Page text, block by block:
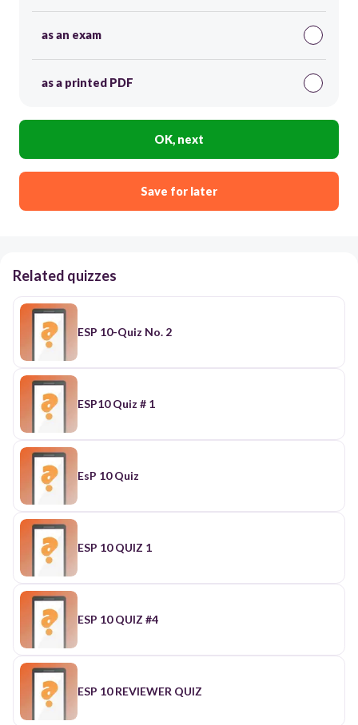
as an exam
as a printed PDF
OK, next
Save for later
Related quizzes
ESP 10-Quiz No. 2
ESP10 Quiz # 1
EsP 10 Quiz
ESP 10 QUIZ 1
ESP 10 QUIZ #4
ESP 10 REVIEWER QUIZ